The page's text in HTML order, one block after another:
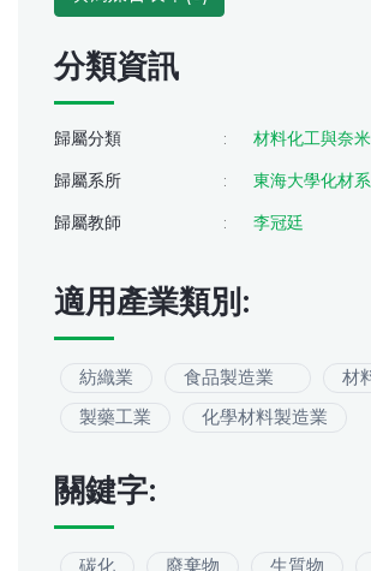
分類資訊
歸屬分類 :
材料化工與奈米
歸屬系所
:
東海大學化材系
歸屬教師
: 李冠廷
適用產業類別:
紡織業 食品製造業
材
製藥工業
化學材料製造業
關鍵字: